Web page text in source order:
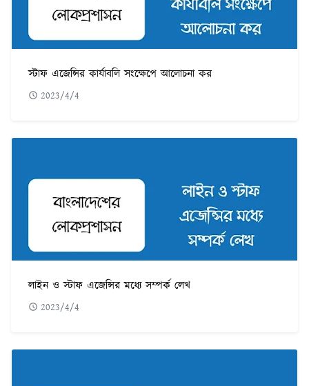
স্টাফ এজেন্সির কার্যাবলি সংক্ষেপে আলোচনা কর
2023/4/4
লাইন ও স্টাফ এজেন্সির মধ্যে সম্পর্ক লেখ
2023/4/4